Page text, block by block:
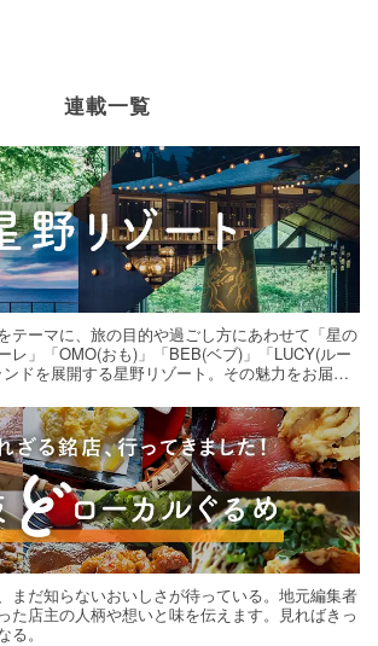
連載一覧
テーマに、旅の目的や過ごし方にあわせて「星の
レ」「OMO(おも)」「BEB(ベブ)」「LUCY(ルー
ドを展開する星野リゾート。その魅力をお届け
まだ知らないおいしさが待っている。地元編集者
た店主の人柄や想いと味を伝えます。見ればきっ
。